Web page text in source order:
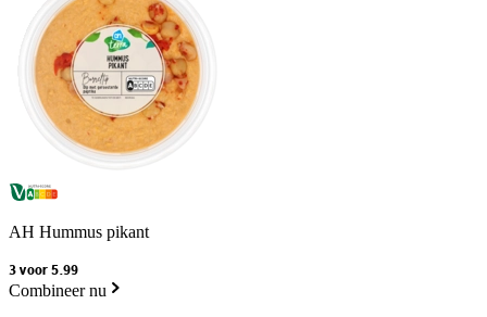
AH Hummus pikant
3 voor 5.99
Combineer nu